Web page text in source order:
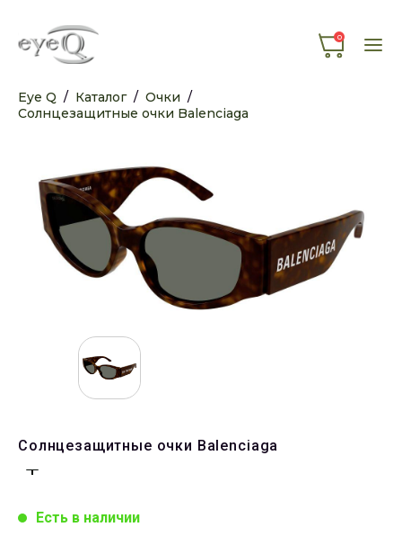
0
Eye Q / Каталог/ Очки /
Солнцезащитные очки Balenciaga
Солнцезащитные очки Balenciaga
Есть в наличии